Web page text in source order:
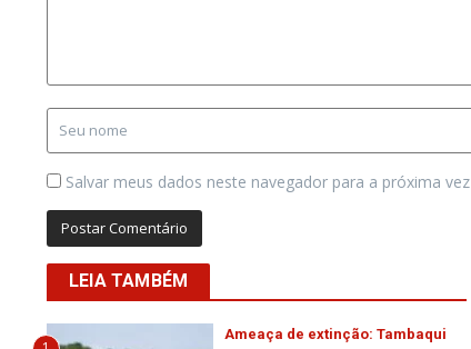
Salvar meus dados neste navegador para a próxima
LEIA TAMBÉM
Ameaça de extinção: Tambaqui